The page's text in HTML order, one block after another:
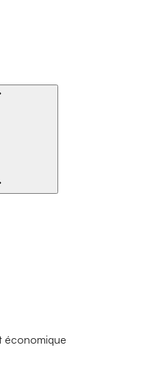
économique